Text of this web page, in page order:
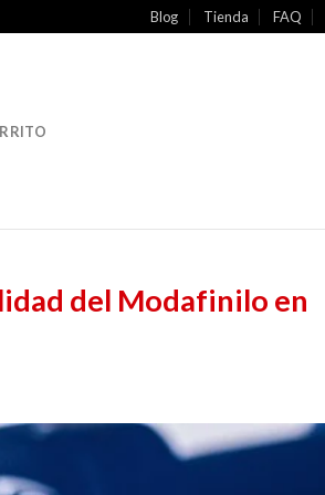
Blog Tienda FAQ
del Modafinilo en